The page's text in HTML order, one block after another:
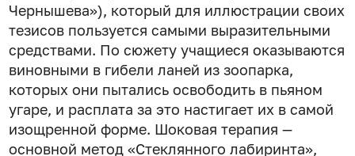
Чернышева»), который для иллюстрации своих
тезисов пользуется самыми выразительными
средствами. По сюжету учащиеся оказываются
виновными в гибели ланей из зоопарка,
которых они пытались освободить в пьяном
угаре, и расплата за это настигает их в самой
изощренной форме. Шоковая терапия —
основной метод «Стеклянного лабиринта»,